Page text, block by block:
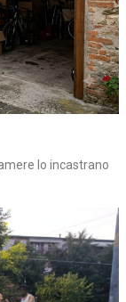
lo incastrano